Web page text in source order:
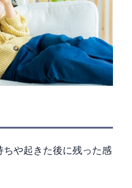
ちや起きた後に残った感